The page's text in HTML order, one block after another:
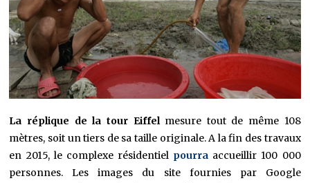
La réplique de la tour Eiffelmesure tout de même 108
mètres, soit un tiers de sa taille originale. A la fin des travaux
en 2015, le complexe résidentiel pourra accueillir 100 000
personnes. Les images du site fournies par Google